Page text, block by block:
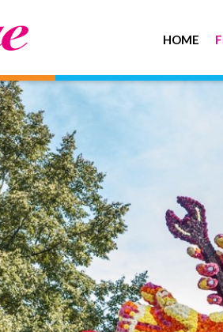
HOME